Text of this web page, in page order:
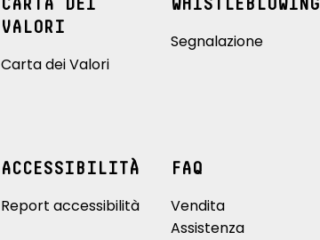
CARTA DEI
VALORI
Carta dei Valori
WHISTLEBLOWING
Segnalazione
ACCESSIBILITÀ
Report accessibilità
FAQ
Vendita
Assistenza